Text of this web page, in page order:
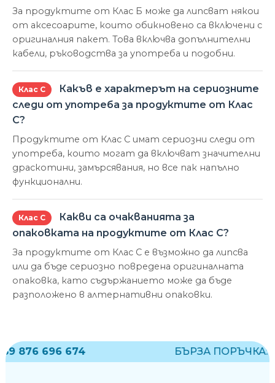
За продуктите от Клас Б може да липсват някои
от аксесоарите, които обикновено са включени с
оригиналния пакет. Това включва допълнителни
кабели, ръководства за употреба и подобни.
Клас С
Какъв е характерът на сериозните
следи от употреба за продуктите от Клас
С?
Продуктите от Клас С имат сериозни следи от
употреба, които могат да включват значителни
драскотини, замърсявания, но все пак напълно
функционални.
Клас С
Какви са очакванията за
опаковката на продуктите от Клас С?
За продуктите от Клас С е възможно да липсва
или да бъде сериозно повредена оригиналната
опаковка, като съдържанието може да бъде
разположено в алтернативни опаковки.
876 696 674 БЪРЗА ПОРЪЧКА: